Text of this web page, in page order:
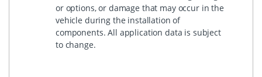
or options, or damage that may occur in the
vehicle during the installation of
components. All application data is subject
to change.